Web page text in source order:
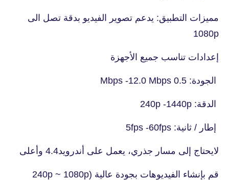
مميزات التطبيق: يدعم تصوير الفيديو بدقة تصل الى
1080p
إعدادات تناسب جميع الأجهزة
الجودة: 0.5 Mbps -12.0 Mbps
الدقة: 240p -1440p
إطار / ثانية: 5fps -60fps
لايحتاج إلى مسار جذري، يعمل على أندرويد4.4 وأعلى
قم بإنشاء الفيديوهات بجودة عالية (240p ~ 1080p